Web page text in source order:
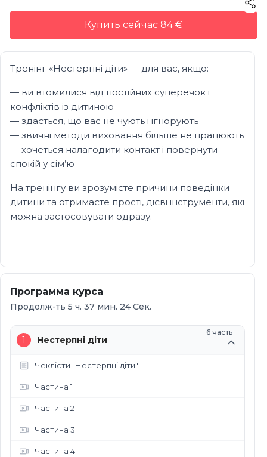
Тренінг «Нестерпні діти» — для вас, якщо:
— ви втомилися від постійних суперечок і
конфліктів із дитиною
— здається, що вас не чують і ігнорують
— звичні методи виховання більше не працюють
— хочеться налагодити контакт і повернути
спокій у сім’ю
На тренінгу ви зрозумієте причини поведінки
дитини та отримаєте прості, дієві інструменти, які
можна застосовувати одразу.
Программа курса
Продолж-ть 5 ч. 37 мин. 24 Сек.
1 Нестерпні діти
6 часть
Чеклісти "Нестерпні діти"
Частина 1
Частина 2
Частина 3
Частина 4
Купить сейчас 84 €